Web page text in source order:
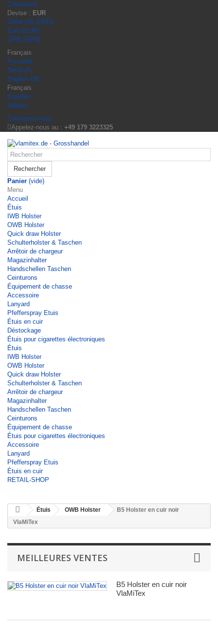
Connexion
Devise : EUR
Dollar US (USD)
Euro (EUR)
GPB (GPB)
Français
Русский
Deutsch
English GB
Français
Español
Italiano
Contactez-nous
Appelez-nous au : +49 179 3223325
Rechercher
Panier (vide)
Menu
Accueil
Étuis
IWB Holster
OWB Holster
Quick draw Holster
Schulterholster & Taschen
Arrêtoir de chargeur
Magazinhalter
Handschellen Taschen
Ceinturons
Équipement de chasse
Accessoire
Lanyard
Pfefferspray Etuis
Étuis en cuir
Déstockage
Étuis pour cigarettes électroniques
Étuis
IWB Holster
OWB Holster
Quick draw Holster
Schulterholster & Taschen
Arrêtoir de chargeur
Magazinhalter
Handschellen Taschen
Ceinturons
Équipement de chasse
Étuis pour cigarettes électroniques
Accessoire
Lanyard
Pfefferspray Etuis
Étuis en cuir
RETAIL-SHOP
Étuis OWB Holster
B5 Holster en cuir noir
VlaMiTex
MEILLEURES VENTES
B5 Holster en cuir noir
VlaMiTex